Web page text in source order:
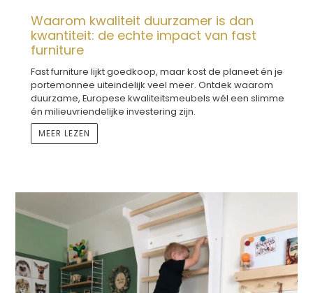
Waarom kwaliteit duurzamer is dan
kwantiteit: de echte impact van fast
furniture
Fast furniture lijkt goedkoop, maar kost de planeet én je
portemonnee uiteindelijk veel meer. Ontdek waarom
duurzame, Europese kwaliteitsmeubels wél een slimme
én milieuvriendelijke investering zijn.
MEER LEZEN